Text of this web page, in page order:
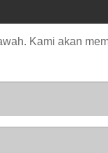
Kami akan